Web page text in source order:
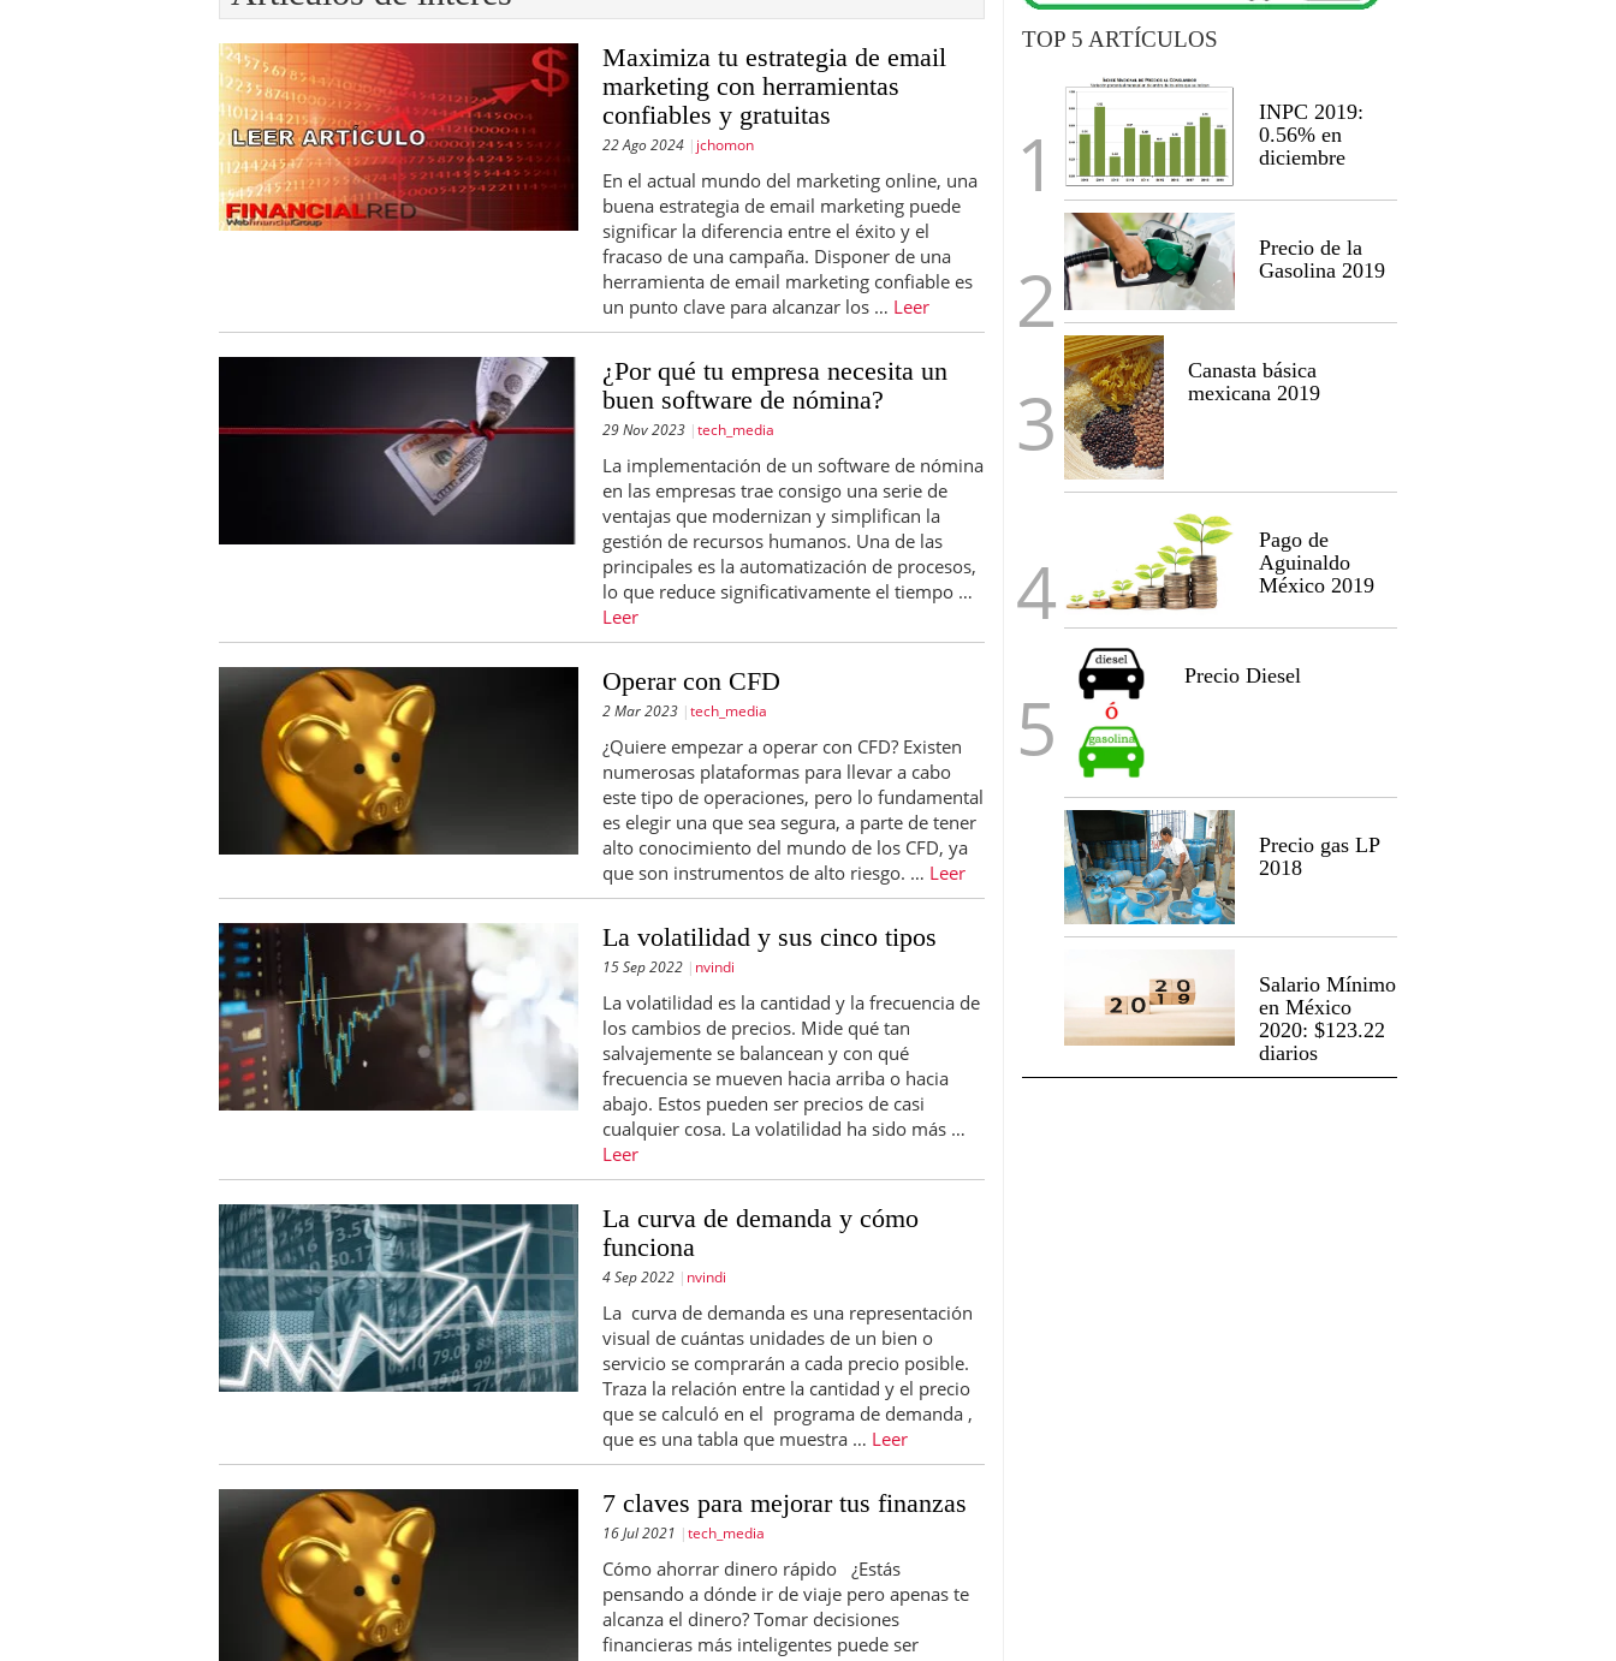
Maximiza tu estrategia de email
marketing con herramientas
confiables y gratuitas
22 Ago 2024 jchomon
En el actual mundo del marketing online, una
buena estrategia de email marketing puede
significar la diferencia entre el éxito y el
fracaso de una campaña. Disponer de una
herramienta de email marketing confiable es
un punto clave para alcanzar los … Leer
¿Por qué tu empresa necesita un
buen software de nómina?
29 Nov 2023 tech_media
La implementación de un software de nómina
en las empresas trae consigo una serie de
ventajas que modernizan y simplifican la
gestión de recursos humanos. Una de las
principales es la automatización de procesos,
lo que reduce significativamente el tiempo …
Leer
Operar con CFD
2 Mar 2023 tech_media
¿Quiere empezar a operar con CFD? Existen
numerosas plataformas para llevar a cabo
este tipo de operaciones, pero lo fundamental
es elegir una que sea segura, a parte de tener
alto conocimiento del mundo de los CFD, ya
que son instrumentos de alto riesgo. … Leer
La volatilidad y sus cinco tipos
15 Sep 2022 nvindi
La volatilidad es la cantidad y la frecuencia de
los cambios de precios. Mide qué tan
salvajemente se balancean y con qué
frecuencia se mueven hacia arriba o hacia
abajo. Estos pueden ser precios de casi
cualquier cosa. La volatilidad ha sido más …
Leer
La curva de demanda y cómo
funciona
4 Sep 2022 nvindi
La curva de demanda es una representación
visual de cuántas unidades de un bien o
servicio se comprarán a cada precio posible.
Traza la relación entre la cantidad y el precio
que se calculó en el programa de demanda ,
que es una tabla que muestra … Leer
7 claves para mejorar tus finanzas
16 Jul 2021 tech_media
Cómo ahorrar dinero rápido ¿Estás
pensando a dónde ir de viaje pero apenas te
alcanza el dinero? Tomar decisiones
financieras más inteligentes puede ser
TOP 5 ARTÍCULOS
INPC 2019:
0.56% en
diciembre
Precio de la
Gasolina 2019
Canasta básica
mexicana 2019
Pago de
Aguinaldo
México 2019
Precio Diesel
Precio gas LP
2018
Salario Mínimo
en México
2020: $123.22
diarios